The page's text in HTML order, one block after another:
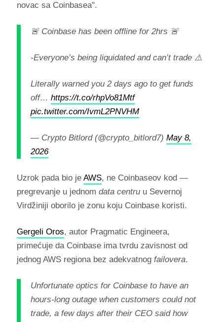
novac sa Coinbasea".
🚨 Coinbase has been offline for 2hrs 🚨
-Everyone’s being liquidated and can’t trade ⚠️
Literally warned you 2 days ago to get funds
off… https://t.co/rhpVo81Mtf
pic.twitter.com/IvmL2PNVHM
— Crypto Bitlord (@crypto_bitlord7) May 8,
2026
Uzrok pada bio je AWS, ne Coinbaseov kod —
pregrevanje u jednom data centruu Severnoj
Virdžiniji oborilo je zonu koju Coinbase koristi.
Gergeli Oros, autor Pragmatic Engineera,
primećuje da Coinbase ima tvrdu zavisnost od
jednog AWS regiona bez adekvatnog failovera.
Unfortunate optics for Coinbase to have an
hours-long outage when customers could not
trade, a few days after their CEO said how